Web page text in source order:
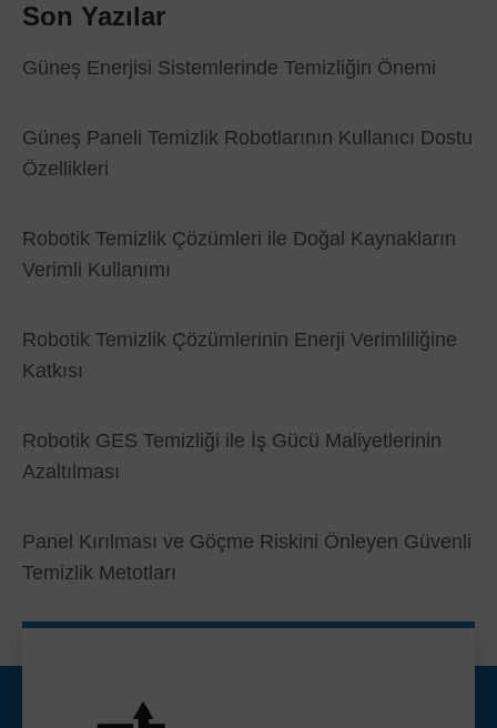
Son Yazılar
Güneş Enerjisi Sistemlerinde Temizliğin Önemi
Güneş Paneli Temizlik Robotlarının Kullanıcı Dostu
Özellikleri
Robotik Temizlik Çözümleri ile Doğal Kaynakların
Verimli Kullanımı
Robotik Temizlik Çözümlerinin Enerji Verimliliğine
Katkısı
Robotik GES Temizliği ile İş Gücü Maliyetlerinin
Azaltılması
Panel Kırılması ve Göçme Riskini Önleyen Güvenli
Temizlik Metotları